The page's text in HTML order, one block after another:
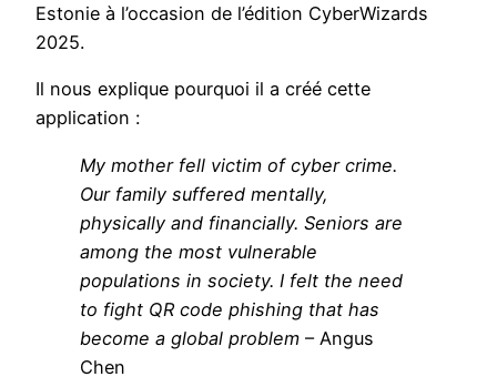
Estonie à l’occasion de l’édition CyberWizards
2025.
Il nous explique pourquoi il a créé cette
application :
My mother fell victim of cyber crime.
Our family suffered mentally,
physically and financially. Seniors are
among the most vulnerable
populations in society. I felt the need
to fight QR code phishing that has
become a global problem – Angus
Chen